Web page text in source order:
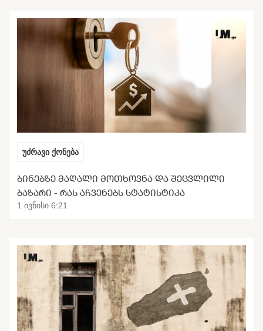
უძრავი ქონება
ᲑᲘᲜᲔᲑᲖᲔ ᲛᲐᲦᲐᲚᲘ ᲛᲝᲗᲮᲝᲕᲜᲐ ᲓᲐ ᲨᲔᲪᲕᲚᲘᲚᲘ
ᲑᲐᲖᲐᲠᲘ - ᲠᲐᲡ ᲐᲩᲕᲔᲜᲔᲑᲡ ᲡᲢᲐᲢᲘᲡᲢᲘᲙᲐ
1 ივნისი 6:21